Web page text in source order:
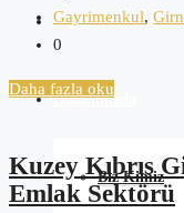
Günlük Kiralık
Hakkımızda
Biz Kimiz
Gayrimenkul,
0
Daha fazla oku
Kuzey Kıbrıs
Emlak Sektörü